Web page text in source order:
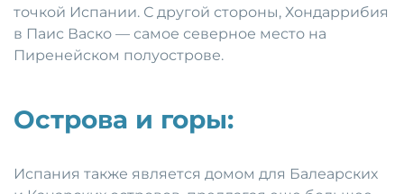
точкой Испании. С другой стороны, Хондаррибия
в Паис Васко — самое северное место на
Пиренейском полуострове.
Острова и горы:
Испания также является домом для Балеарских